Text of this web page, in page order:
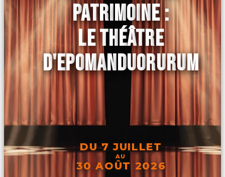
PATRIMOINE :
LE THÉÂTRE
D'EPOMANDUORURUM
DU 7 JUILLET
AU
30 AOÛT 2026